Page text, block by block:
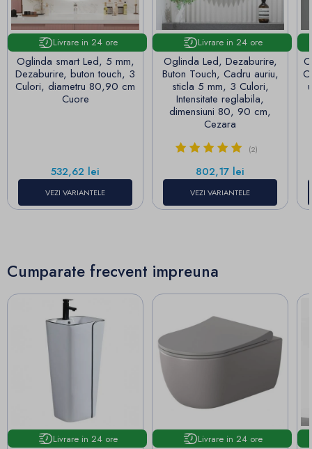
Livrare in 24 ore
Oglinda smart Led, 5 mm,
Dezaburire, buton touch, 3
Culori, diametru 80,90 cm
Cuore
Pret
532,62 lei
VEZI VARIANTELE
Livrare in 24 ore
Oglinda Led, Dezaburire,
Buton Touch, Cadru auriu,
sticla 5 mm, 3 Culori,
Intensitate reglabila,
dimensiuni 80, 90 cm,
Cezara
(2)
Pret
802,17 lei
VEZI VARIANTELE
Cumparate frecvent impreuna
Livrare in 24 ore Livrare in 24 ore